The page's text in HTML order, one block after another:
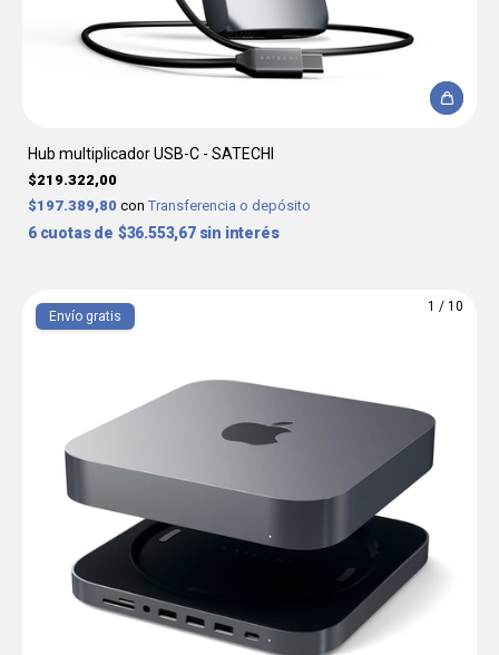
Hub multiplicador USB-C - SATECHI
$219.322,00
$197.389,80 con Transferencia o depósito
6 $36.553,67 sin interés
1 / 10
Envío gratis